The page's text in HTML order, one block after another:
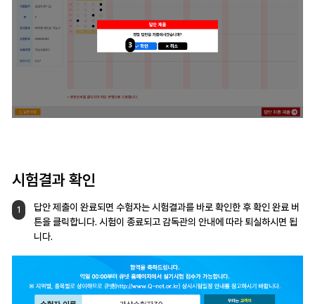
시험결과 확인
1 답안 제출이 완료되면 수험자는 시험결과를 바로 확인한 후 확인 완료 버
튼을 클릭합니다.시험이 종료되고 감독관의 안내에 따라 퇴실하시면 됩
니다.